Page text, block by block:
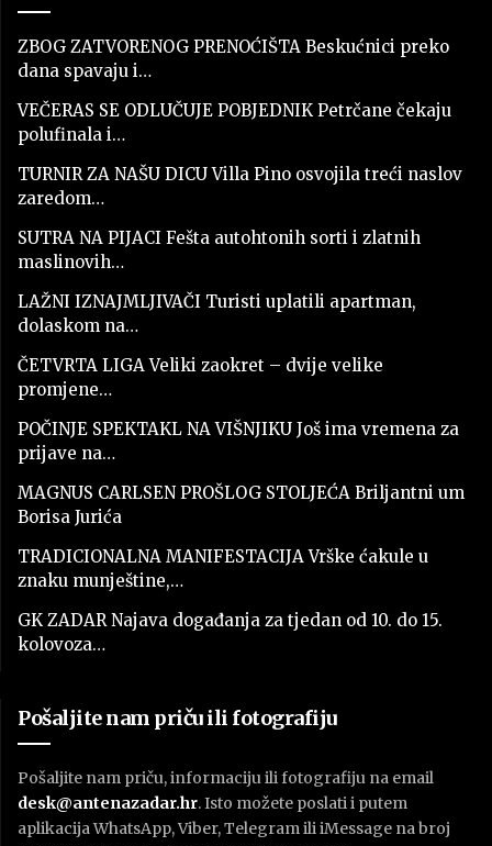
ZBOG ZATVORENOG PRENOĆIŠTA Beskućnici preko
dana spavaju i…
VEČERAS SE ODLUČUJE POBJEDNIK Petrčane čekaju
polufinala i…
TURNIR ZA NAŠU DICU Villa Pino osvojila treći naslov
zaredom…
SUTRA NA PIJACI Fešta autohtonih sorti i zlatnih
maslinovih…
LAŽNI IZNAJMLJIVAČI Turisti uplatili apartman,
dolaskom na…
ČETVRTA LIGA Veliki zaokret – dvije velike
promjene…
POČINJE SPEKTAKL NA VIŠNJIKU Još ima vremena za
prijave na…
MAGNUS CARLSEN PROŠLOG STOLJEĆA Briljantni um
Borisa Jurića
TRADICIONALNA MANIFESTACIJA Vrške ćakule u
znaku munještine,…
GK ZADAR Najava događanja za tjedan od 10. do 15.
kolovoza…
Pošaljite nam priču ili fotografiju
Pošaljite nam priču, informaciju ili fotografiju na email
desk@antenazadar.hr. Isto možete poslati i putem
aplikacija WhatsApp, Viber, Telegram ili iMessage na broj